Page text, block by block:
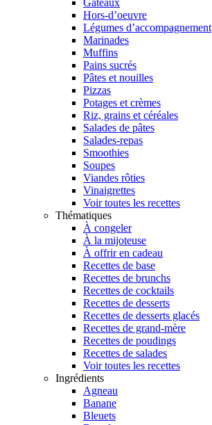
Gâteaux
Hors-d’oeuvre
Légumes d’accompagnement
Marinades
Muffins
Pains sucrés
Pâtes et nouilles
Pizzas
Potages et crèmes
Riz, grains et céréales
Salades de pâtes
Salades-repas
Smoothies
Soupes
Viandes rôties
Vinaigrettes
Voir toutes les recettes
Thématiques
À congeler
À la mijoteuse
À offrir en cadeau
Recettes de base
Recettes de brunchs
Recettes de cocktails
Recettes de desserts
Recettes de desserts glacés
Recettes de grand-mère
Recettes de poudings
Recettes de salades
Voir toutes les recettes
Ingrédients
Agneau
Banane
Bleuets